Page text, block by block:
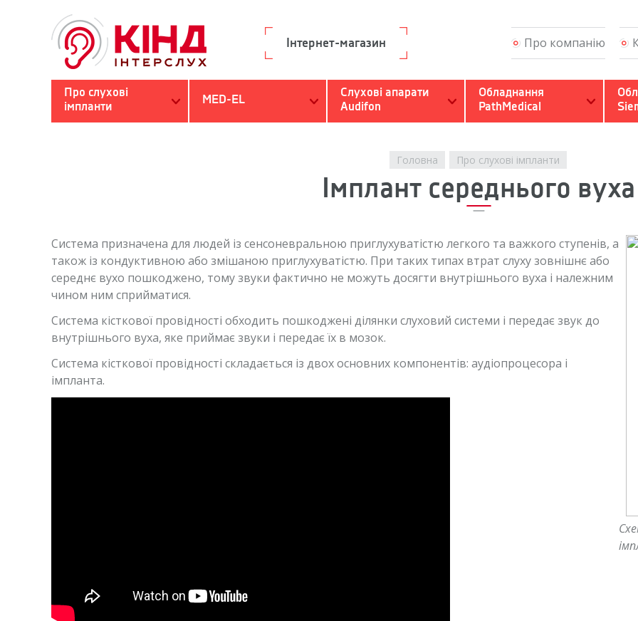
Інтернет-магазин Про компанію
Слухомовна
Налаштування та
Гарантія та сервіс
Питання та відповіді
Зв'язатися з Кінд
Про слухові
імпланти
MED-EL
Слухові апарати
Audifon
Обладнання
PathMedical
Головна Про слухові імпланти
Імплант середнього вуха
Система призначена для людей із сенсоневральною приглухуватістю легкого та важкого ступенів, а
також із кондуктивною або змішаною приглухуватістю. При таких типах втрат слуху зовнішнє або
середнє вухо пошкоджено, тому звуки фактично не можуть досягти внутрішнього вуха і належним
чином ним сприйматися.
Система кісткової провідності обходить пошкоджені ділянки слуховий системи і передає звук до
внутрішнього вуха, яке приймає звуки і передає їх в мозок.
Cистема кісткової провідності складається із двох основних компонентів: аудіопроцесора і
імпланта.